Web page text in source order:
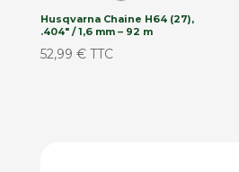
Husqvarna Chaine H64 (27),
.404″ / 1,6 mm – 92 m
52,99 € TTC